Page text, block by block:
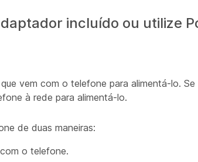
incluído ou utilize
vem com o telefone para alimentá-lo.
à rede para alimentá-lo.
de duas maneiras:
o telefone.